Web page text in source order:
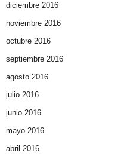
diciembre 2016
noviembre 2016
octubre 2016
septiembre 2016
agosto 2016
julio 2016
junio 2016
mayo 2016
abril 2016